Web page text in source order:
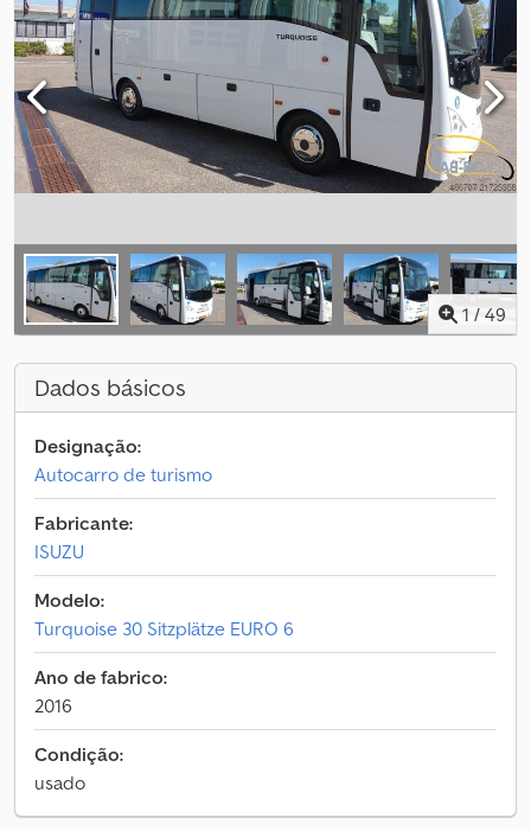
1 / 49
Dados básicos
Designação:
Autocarro de turismo
Fabricante:
ISUZU
Modelo:
Turquoise 30 Sitzplätze EURO 6
Ano de fabrico:
2016
Condição:
usado